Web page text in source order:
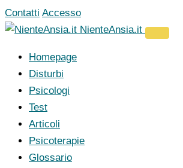
Vai
al
Contatti Accesso
NienteAnsia.it
Homepage
Disturbi
Psicologi
Test
Articoli
Psicoterapie
Glossario